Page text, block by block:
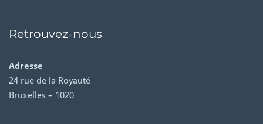
Retrouvez-nous
Adresse
24 rue de la Royauté
Bruxelles – 1020